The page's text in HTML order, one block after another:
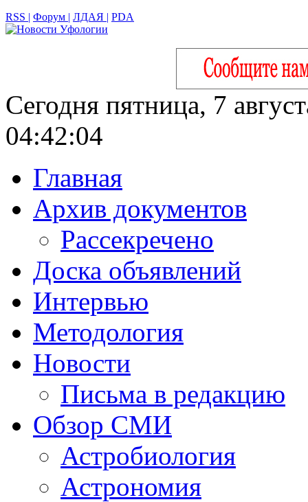
RSS | Форум | ЛДАЯ | PDA
Сегодня пятница, 7
04:42:05
Главная
Архив документов
Рассекречено
Доска объявлений
Интервью
Методология
Новости
Письма в редакцию
Обзор СМИ
Астробиология
Астрономия